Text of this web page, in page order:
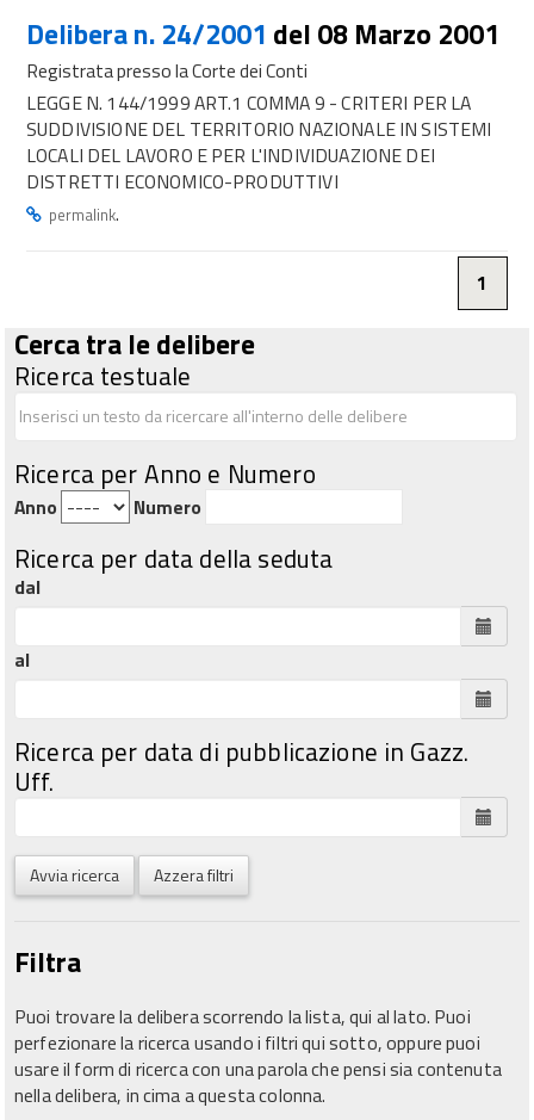
Delibera n. 24/2001 del 08 Marzo 2001
Registrata presso la Corte dei Conti
LEGGE N. 144/1999 ART.1 COMMA 9 - CRITERI PER LA
SUDDIVISIONE DEL TERRITORIO NAZIONALE IN SISTEMI
LOCALI DEL LAVORO E PER L'INDIVIDUAZIONE DEI
DISTRETTI ECONOMICO-PRODUTTIVI
permalink.
1
Cerca tra le delibere
Ricerca testuale
Ricerca per Anno e Numero
Anno Numero
Ricerca per data della seduta
dal
al
Ricerca per data di pubblicazione in Gazz.
Uff.
Avvia ricerca Azzera filtri
Filtra
Puoi trovare la delibera scorrendo la lista, qui al lato. Puoi
perfezionare la ricerca usando i filtri qui sotto, oppure puoi
usare il form di ricerca con una parola che pensi sia contenuta
nella delibera, in cima a questa colonna.